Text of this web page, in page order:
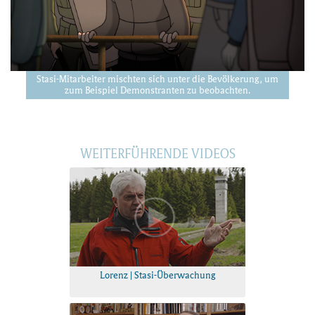
Stasi-Mitarbeiter mischten sich unter die Bevölkerung, um
zum Beispiel Demonstranten zu beobachten.
WEITERFÜHRENDE VIDEOS
Lorenz | Stasi-Überwachung